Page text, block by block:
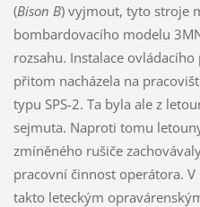
(Bison B) vyjmout, tyto stroje
bombardovacího modelu
rozsahu. Instalace
přitom nacházela na
typu SPS-2. Ta byla ale z
sejmuta. Naproti tomu
zmíněného rušiče
pracovní činnost operátora.
takto leteckým